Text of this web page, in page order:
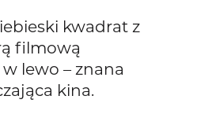
kwadrat z
filmową
lewo – znana
kina.